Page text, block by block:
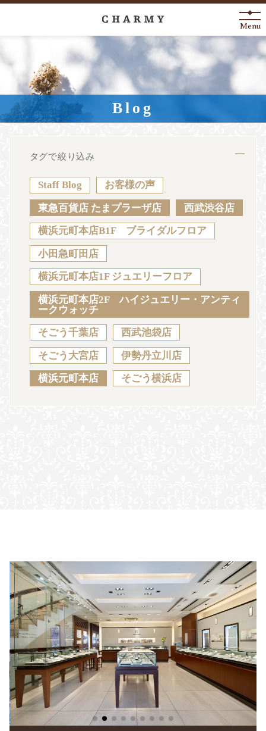
New Arrival
About
Engagement Ring
Anniversary
News Blog
Sustainability Voice Catalog
JA EN CH KO
Menu
Blog
タグで絞り込み
Staff Blog お客様の声
東急百貨店 たまプラーザ店 西武渋谷店
横浜元町本店B1F ブライダルフロア
小田急町田店
横浜元町本店1F ジュエリーフロア
横浜元町本店2F ハイジュエリー・アンティ
ークウォッチ
そごう千葉店 西武池袋店
そごう大宮店 伊勢丹立川店
横浜元町本店 そごう横浜店